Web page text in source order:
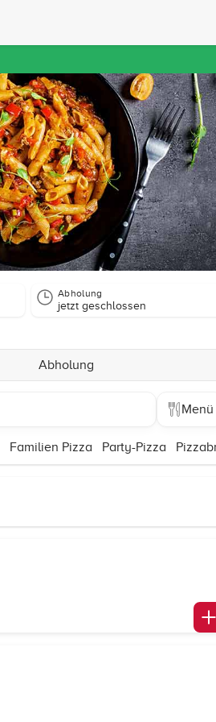
Abholung
jetzt geschlossen
Abholung
Menü
Familien Pizza Party-Pizza